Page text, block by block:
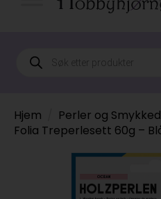
Products
search
Hjem Perler og
Folia Treperlesett 60g –